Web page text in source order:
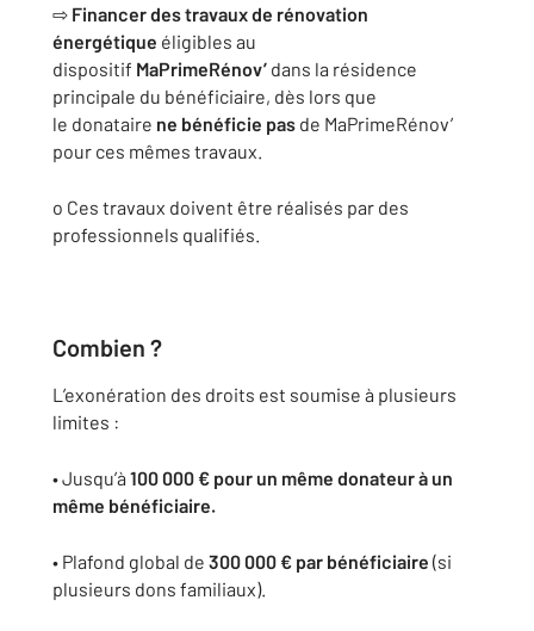
⇨ Financer des travaux de rénovation
énergétique éligibles au
dispositif MaPrimeRénov’ dans la résidence
principale du bénéficiaire, dès lors que
le donataire ne bénéficie pas de MaPrimeRénov’
pour ces mêmes travaux.
o Ces travaux doivent être réalisés par des
professionnels qualifiés.
Combien ?
L’exonération des droits est soumise à plusieurs
limites :
• Jusqu’à 100 000 € pour un même donateur à un
même bénéficiaire.
• Plafond global de 300 000 € par bénéficiaire (si
plusieurs dons familiaux).